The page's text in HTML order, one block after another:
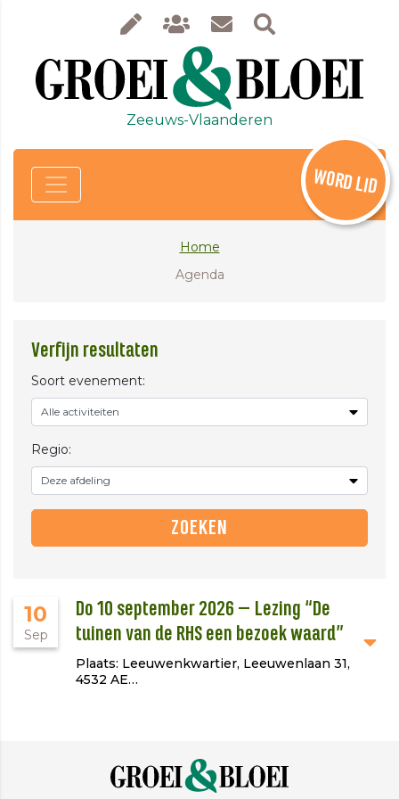
Zeeuws-Vlaanderen
WORD LID
Home
Agenda
Verfijn resultaten
Soort evenement:
Regio:
10
Sep
Do 10 september 2026 – Lezing “De
tuinen van de RHS een bezoek waard”
Plaats: Leeuwenkwartier, Leeuwenlaan 31,
4532 AE…